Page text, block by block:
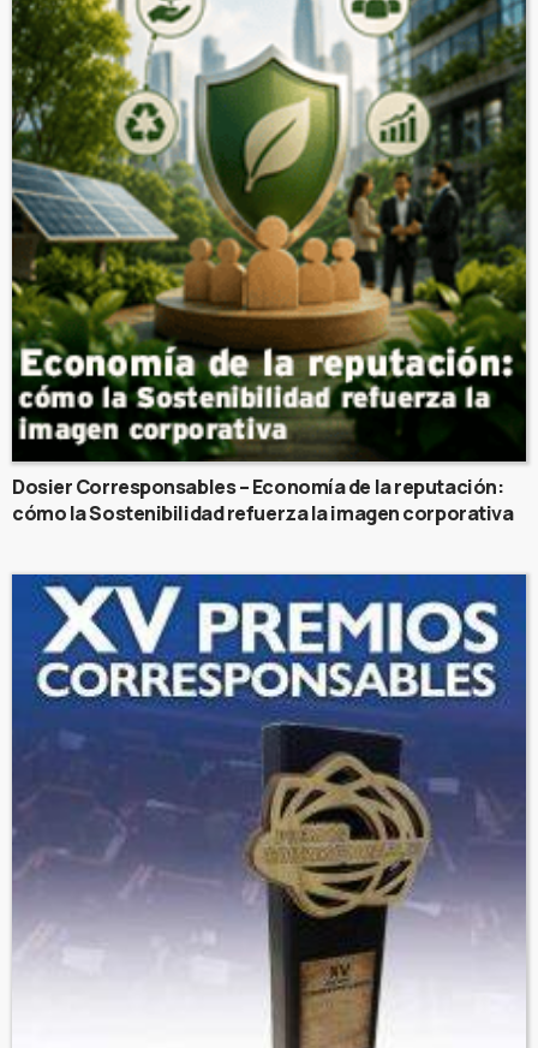
Dosier Corresponsables – Economía de la reputación:
cómo la Sostenibilidad refuerza la imagen corporativa